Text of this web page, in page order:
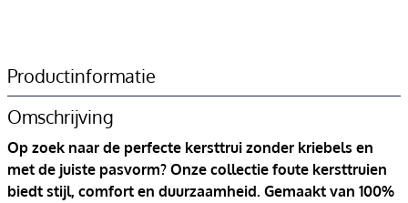
Productinformatie
Omschrijving
Op zoek naar de perfecte kersttrui zonder kriebels en
met de juiste pasvorm? Onze collectie foute kersttruien
biedt stijl, comfort en duurzaamheid. Gemaakt van 100%